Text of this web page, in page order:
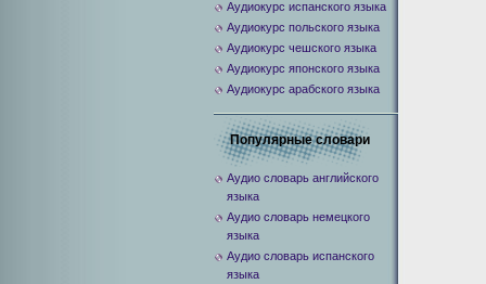
Аудиокурс испанского языка
Аудиокурс польского языка
Аудиокурс чешского языка
Аудиокурс японского языка
Аудиокурс арабского языка
Популярные словари
Аудио словарь английского
языка
Аудио словарь немецкого
языка
Аудио словарь испанского
языка